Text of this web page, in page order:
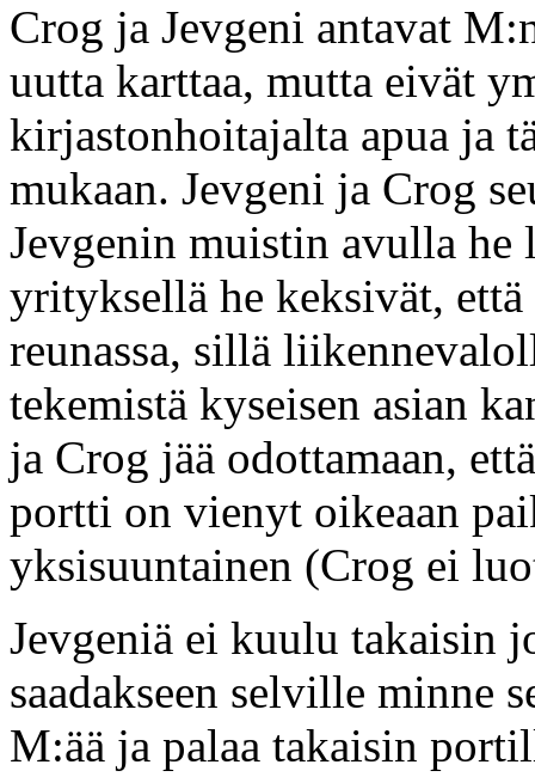
Crog ja Jevgeni antavat
uutta karttaa, mutta eivät
kirjastonhoitajalta apua ja
mukaan. Jevgeni ja Crog
Jevgenin muistin avulla
yrityksellä he keksivät, että
reunassa, sillä
tekemistä kyseisen asian
ja Crog jää odottamaan,
portti on vienyt oikeaan
yksisuuntainen (Crog ei
Jevgeniä ei kuulu takaisin
saadakseen selville minne
M:ää ja palaa takaisin